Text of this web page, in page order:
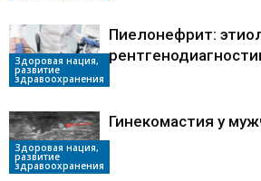
Здоровая нация,
развитие
здравоохранения
Пиелонефрит:
Здоровая нация,
развитие
здравоохранения
Гинекомастия у